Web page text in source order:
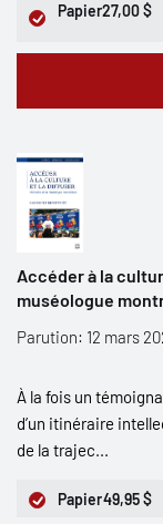
Papier27,00 $
Accéder à la
muséologue
Parution: 12 mars
À la fois un
d’un itinéraire
de la trajec...
Papier49,95 $